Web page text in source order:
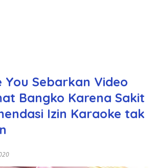
You Sebarkan Video
Bangko Karena Sakit
Izin Karaoke tak